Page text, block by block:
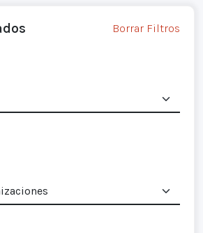
Borrar Filtros